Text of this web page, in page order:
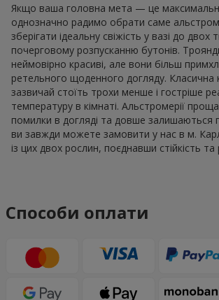
Якщо ваша головна мета — це
однозначно радимо обрати саме
зберігати ідеальну свіжість у вазі до двох
почерговому розпусканню бутонів.
неймовірно красиві, але вони більш
ретельного щоденного догляду. Класична
зазвичай стоїть трохи менше і гостріше
температуру в кімнаті. Альстромерії
помилки в догляді та довше
ви завжди можете замовити у нас в м.
із цих двох рослин, поєднавши стійкість та
Способи оплати